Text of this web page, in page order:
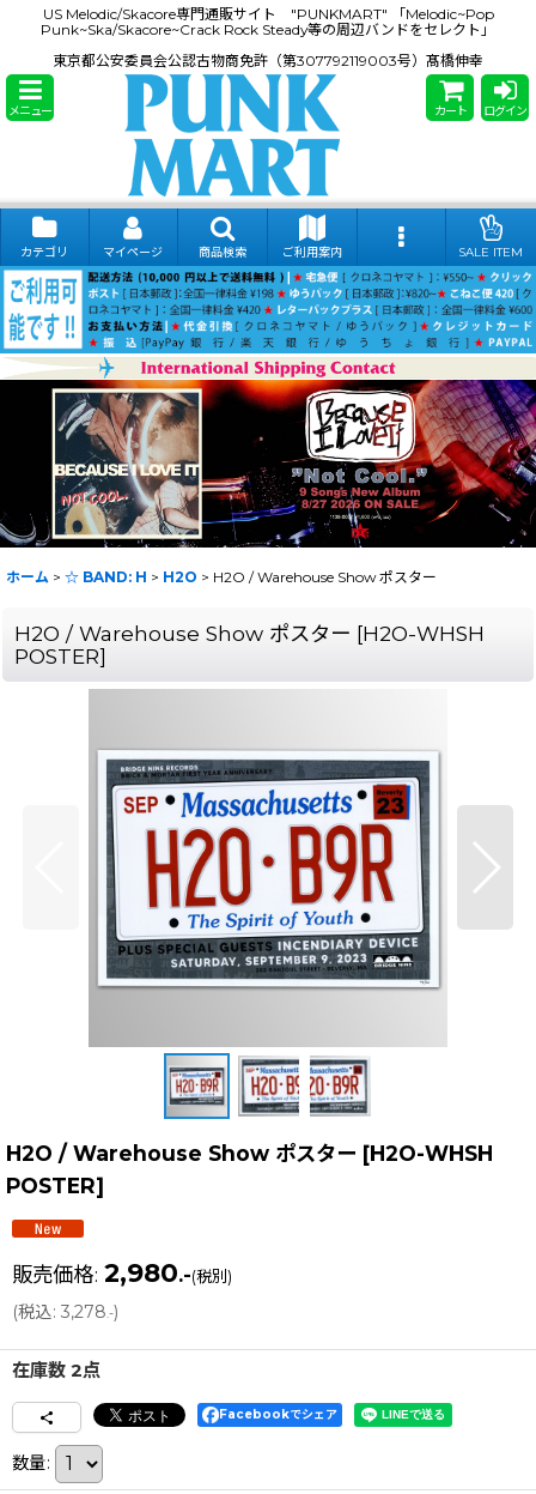
US Melodic/Skacore専門通販サイト "PUNKMART" 「Melodic~Pop
Punk~Ska/Skacore~Crack Rock Steady等の周辺バンドをセレクト」
東京都公安委員会公認古物商免許（第307792119003号）髙橋伸幸
メニュー カート ログイン
カテゴリ マイページ 商品検索 ご利用案内 SALE ITEM
ホーム > ☆ BAND: H > H2O > H2O / Warehouse Show ポスター
H2O / Warehouse Show ポスター [H2O-WHSH
POSTER]
H2O / Warehouse Show ポスター [H2O-WHSH
POSTER]
販売価格: 2,980.-(税別)
(税込: 3,278.-)
在庫数 2点
Facebookでシェア
数量: